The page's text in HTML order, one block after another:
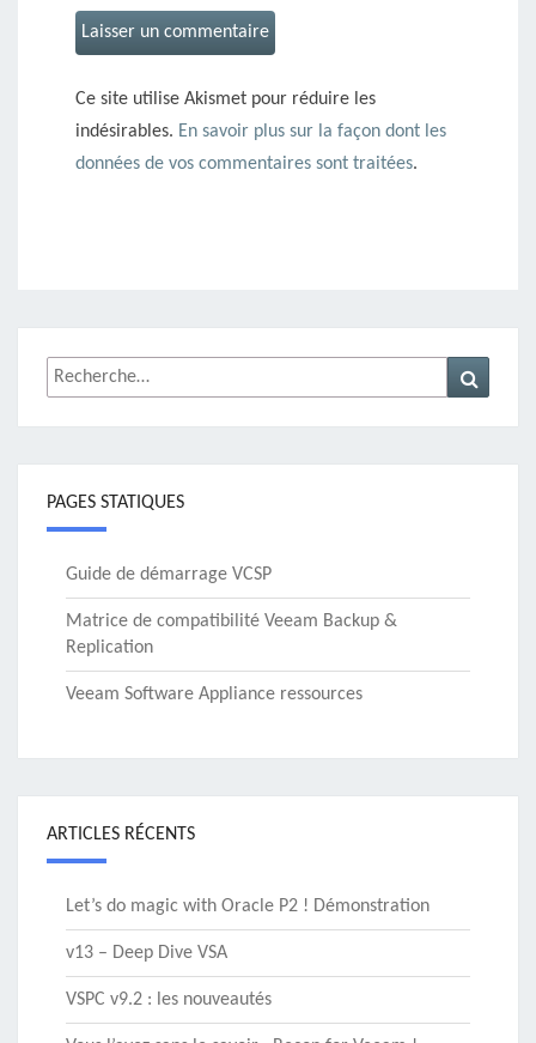
Ce site utilise Akismet pour réduire les
indésirables. En savoir plus sur la façon dont les
données de vos commentaires sont traitées.
Rechercher :
PAGES STATIQUES
Guide de démarrage VCSP
Matrice de compatibilité Veeam Backup &
Replication
Veeam Software Appliance ressources
ARTICLES RÉCENTS
Let’s do magic with Oracle P2 ! Démonstration
v13 – Deep Dive VSA
VSPC v9.2 : les nouveautés